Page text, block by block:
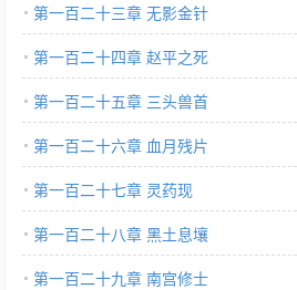
第一百二十三章 无影金针
第一百二十四章 赵平之死
第一百二十五章 三头兽首
第一百二十六章 血月残片
第一百二十七章 灵药现
第一百二十八章 黑土息壤
第一百二十九章 南宫修士